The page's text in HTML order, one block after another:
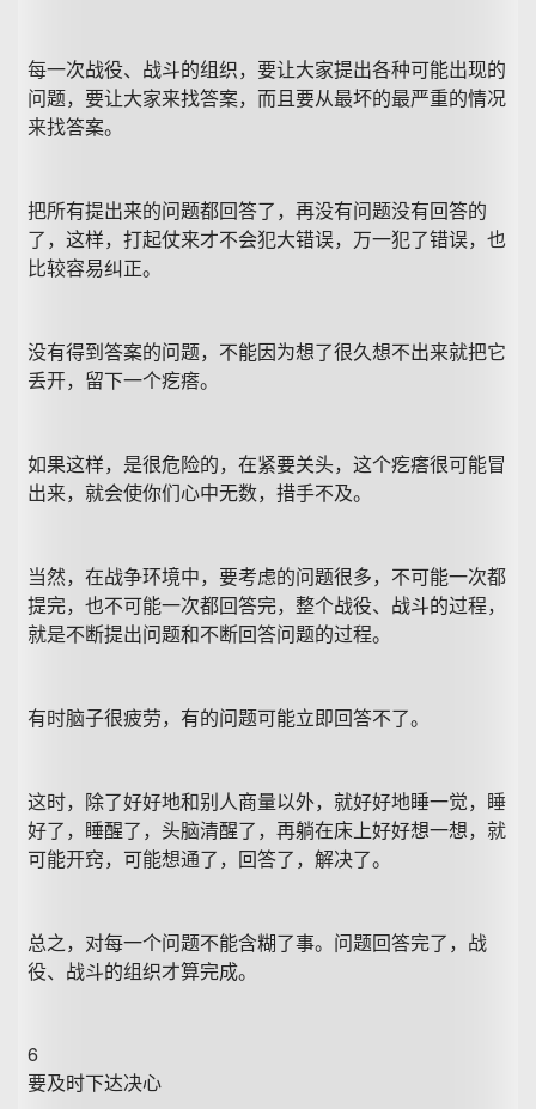
每一次战役、战斗的组织，要让大家提出各种可能出现的
问题，要让大家来找答案，而且要从最坏的最严重的情况
来找答案。
把所有提出来的问题都回答了，再没有问题没有回答的
了，这样，打起仗来才不会犯大错误，万一犯了错误，也
比较容易纠正。
没有得到答案的问题，不能因为想了很久想不出来就把它
丢开，留下一个疙瘩。
如果这样，是很危险的，在紧要关头，这个疙瘩很可能冒
出来，就会使你们心中无数，措手不及。
当然，在战争环境中，要考虑的问题很多，不可能一次都
提完，也不可能一次都回答完，整个战役、战斗的过程，
就是不断提出问题和不断回答问题的过程。
有时脑子很疲劳，有的问题可能立即回答不了。
这时，除了好好地和别人商量以外，就好好地睡一觉，睡
好了，睡醒了，头脑清醒了，再躺在床上好好想一想，就
可能开窍，可能想通了，回答了，解决了。
总之，对每一个问题不能含糊了事。问题回答完了，战
役、战斗的组织才算完成。
6
要及时下达决心